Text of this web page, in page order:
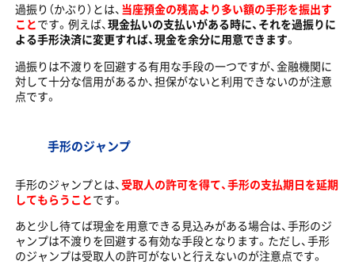
過振り（かぶり）とは、 当座預金の残高より多い額の手形を振出す
ことです。例えば、現金払いの支払いがある時に、それを過振りに
よる手形決済に変更すれば、現金を余分に用意できます。
過振りは不渡りを回避する有用な手段の一つですが、金融機関に
対して十分な信用があるか、担保がないと利用できないのが注意
点です。
手形のジャンプ
手形のジャンプとは、 受取人の許可を得て、手形の支払期日を延期
してもらうことです。
あと少し待てば現金を用意できる見込みがある場合は、手形のジ
ャンプは不渡りを回避する有効な手段となります。ただし、手形
のジャンプは受取人の許可がないと行えないのが注意点です。